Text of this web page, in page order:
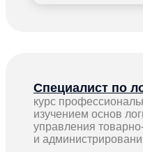
Специалист по
курс
изучением основ
управления
и